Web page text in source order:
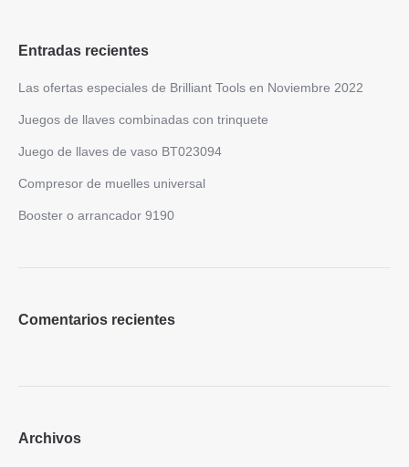
Entradas recientes
Las ofertas especiales de Brilliant Tools en Noviembre 2022
Juegos de llaves combinadas con trinquete
Juego de llaves de vaso BT023094
Compresor de muelles universal
Booster o arrancador 9190
Comentarios recientes
Archivos